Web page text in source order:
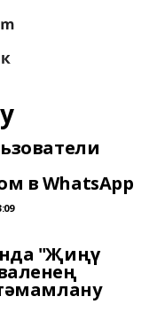
в WhatsApp
"Җиңү